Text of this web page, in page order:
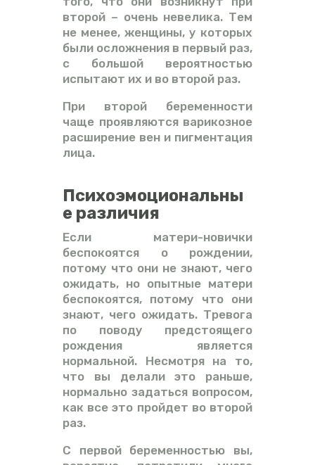
второй – очень невелика. Тем
не менее, женщины, у которых
были осложнения в первый раз,
с большой вероятностью
испытают их и во второй раз.
При второй беременности
чаще проявляются варикозное
расширение вен и пигментация
лица.
Психоэмоциональны
е различия
Если матери-новички
беспокоятся о рождении,
потому что они не знают, чего
ожидать, но опытные матери
беспокоятся, потому что они
знают, чего ожидать. Тревога
по поводу предстоящего
рождения является
нормальной. Несмотря на то,
что вы делали это раньше,
нормально задаться вопросом,
как все это пройдет во второй
раз.
С первой беременностью вы,